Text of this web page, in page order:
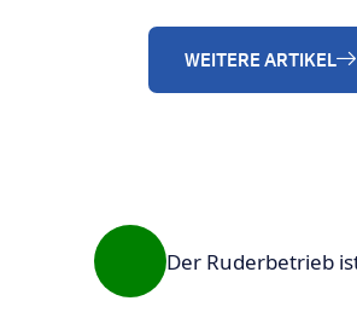
WEITERE ARTIKEL
Der Ruderbetrieb